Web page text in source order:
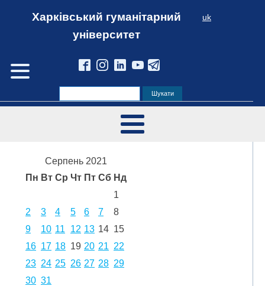
Харківський гуманітарний
університет
uk
Серпень 2021
Пн Вт Ср Чт Пт Сб Нд
1
2
3 4 5 6 7
8
9
10 11 12 13 14 15
16 17 18 19 20 21 22
23 24 25 26 27 28 29
30 31